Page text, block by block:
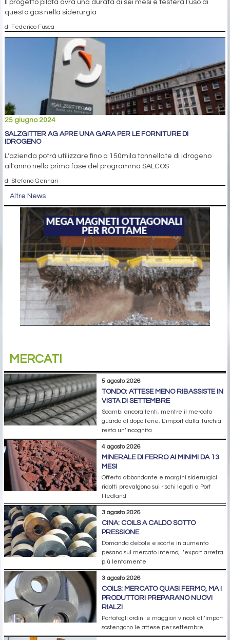
Il progetto pilota avrà una durata di sei mesi e testerà l’uso di
questo gas nella siderurgia
di Federico Fusca
25 giugno 2024
SALZGITTER AG APRE UNA GARA PER LE FORNITURE DI
IDROGENO
L'azienda potrà utilizzare fino a 150mila tonnellate di idrogeno
all'anno nella prima fase del programma SALCOS
di Stefano Gennari
Altre News
MERCATI
5 agosto 2026
TONDO: ATTESE MENO RIBASSISTE IN
VISTA DI SETTEMBRE
Scambi ancora lenti, mentre il mercato
guarda al dopo ferie. L’import dalla Turchia
resta un’incognita
4 agosto 2026
MINERALE DI FERRO AI MINIMI DA 13
MESI
Offerta abbondante e margini siderurgici
ridotti prevalgono sui rischi legati a Port
Hedland
3 agosto 2026
CINA: COILS A CALDO SOTTO
PRESSIONE
Domanda debole e scorte in aumento
pesano sul mercato interno; l’export arretra
più lentamente
3 agosto 2026
COILS: MERCATO QUASI FERMO, MA I
PRODUTTORI PREPARANO NUOVI
RIALZI
Portafogli ordini e maggiori vincoli all’import
sostengono le attese per settembre